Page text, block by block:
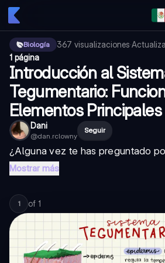
Biología 367 visualizaciones·
1 página
Introducción al
Tegumentario:
Elementos Principales
Dani
@dan.rclowny
Seguir
¿Alguna vez te has preguntado
Mostrar más
1 of 1